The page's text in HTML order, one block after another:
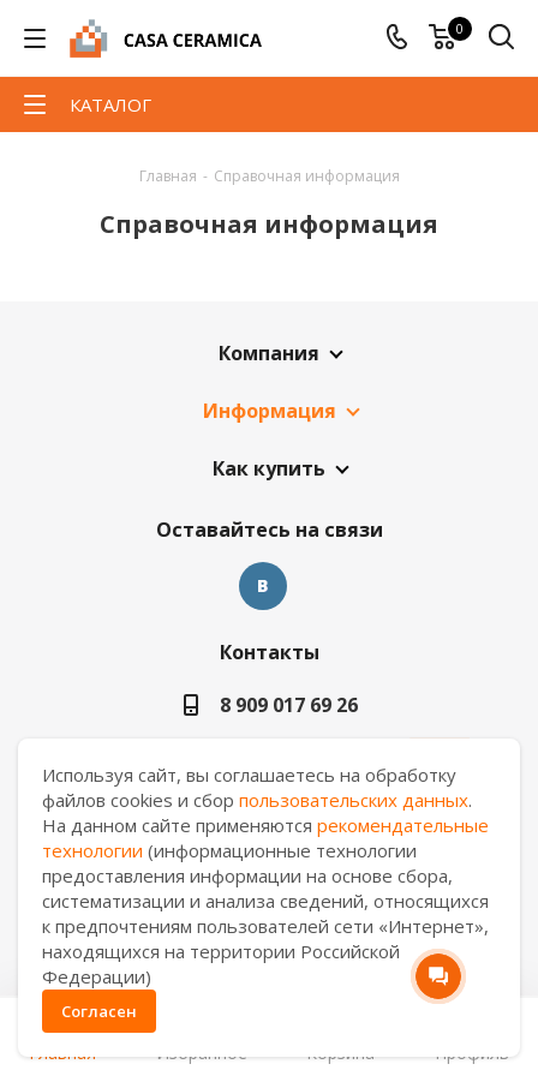
0
КАТАЛОГ
Главная - Справочная информация
Справочная информация
Компания
Информация
Как купить
Оставайтесь на связи
Контакты
8 909 017 69 26
Екатеринбург , ул. Новинская 2, склад "С17"
2026 © АО "Уралкерамика"
Используя сайт, вы соглашаетесь на обработку
файлов cookies и сбор пользовательских данных.
На данном сайте применяются рекомендательные
технологии (информационные технологии
предоставления информации на основе сбора,
систематизации и анализа сведений, относящихся
к предпочтениям пользователей сети «Интернет»,
находящихся на территории Российской
Федерации)
Согласен
Главная Избранное Корзина Профиль